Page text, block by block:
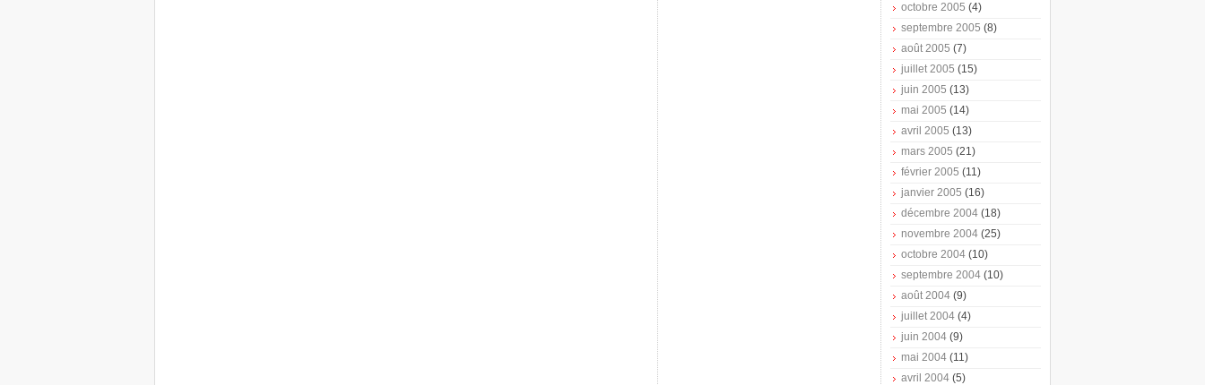
octobre 2005 (4)
septembre 2005 (8)
août 2005 (7)
juillet 2005 (15)
juin 2005 (13)
mai 2005 (14)
avril 2005 (13)
mars 2005 (21)
février 2005 (11)
janvier 2005 (16)
décembre 2004 (18)
novembre 2004 (25)
octobre 2004 (10)
septembre 2004 (10)
août 2004 (9)
juillet 2004 (4)
juin 2004 (9)
mai 2004 (11)
avril 2004 (5)